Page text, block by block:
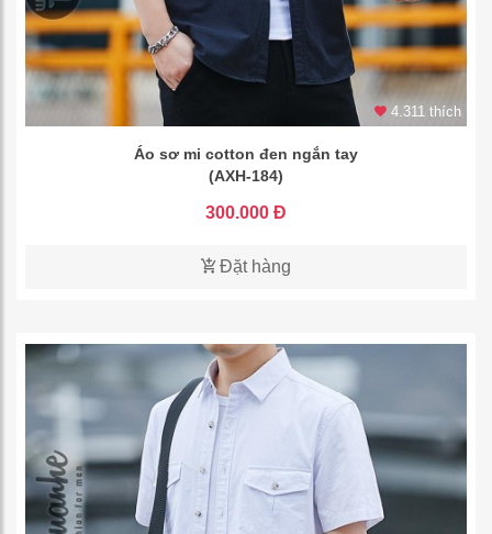
4.311 thích
Áo sơ mi cotton đen ngắn tay
(AXH-184)
300.000 Đ
Đặt hàng